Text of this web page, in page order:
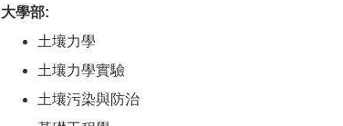
大學部:
土壤力學
土壤力學實驗
土壤污染與防治